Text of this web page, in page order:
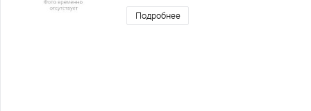
Подробнее